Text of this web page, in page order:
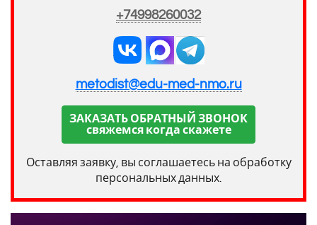
+74998260032
metodist@edu-med-nmo.ru
ЗАКАЗАТЬ ОБРАТНЫЙ ЗВОНОК
свяжемся когда скажете
Оставляя заявку, вы соглашаетесь на обработку
персональных данных.